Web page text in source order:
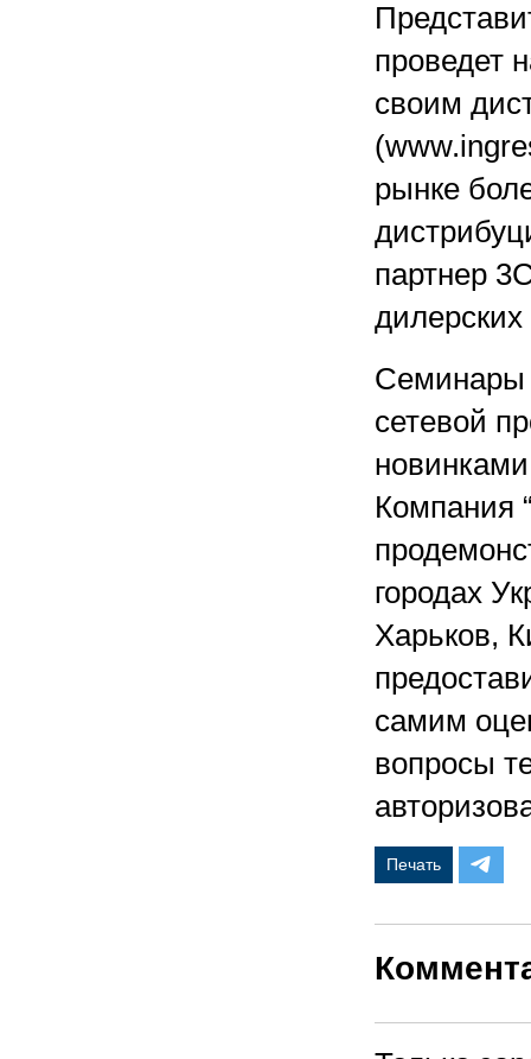
проведет
своим
рынке
партнер
дилерских
Семинары
сетевой
Компания
городах
Харьков,
самим
вопросы
Печать